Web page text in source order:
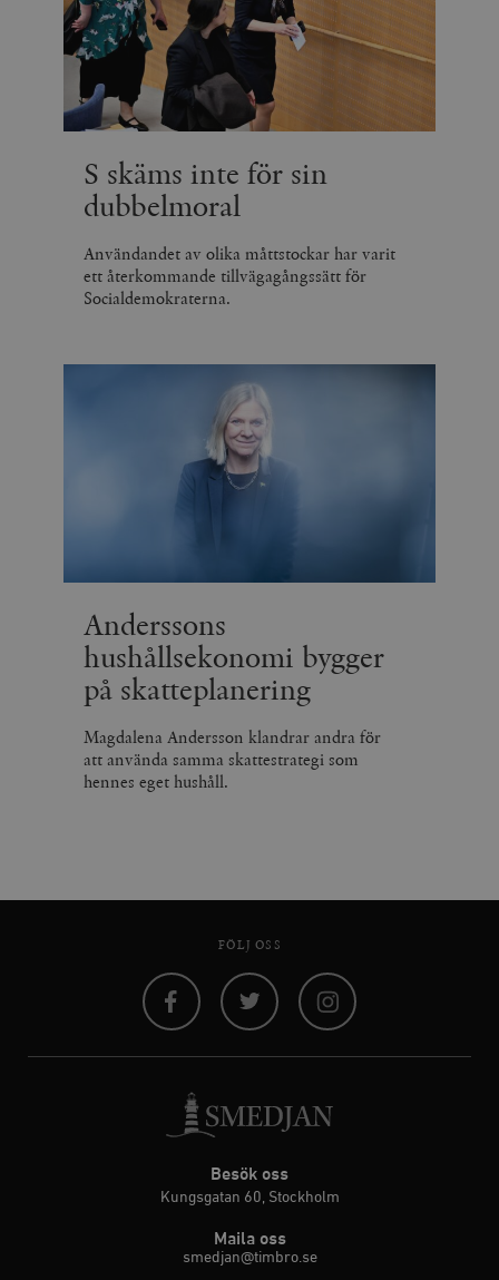
S skäms inte för sin
dubbelmoral
Användandet av olika måttstockar har varit
ett återkommande tillvägagångssätt för
Socialdemokraterna.
Anderssons
hushållsekonomi bygger
på skatteplanering
Magdalena Andersson klandrar andra för
att använda samma skattestrategi som
hennes eget hushåll.
FÖLJ OSS
Besök oss
Kungsgatan 60, Stockholm
Maila oss
smedjan@timbro.se